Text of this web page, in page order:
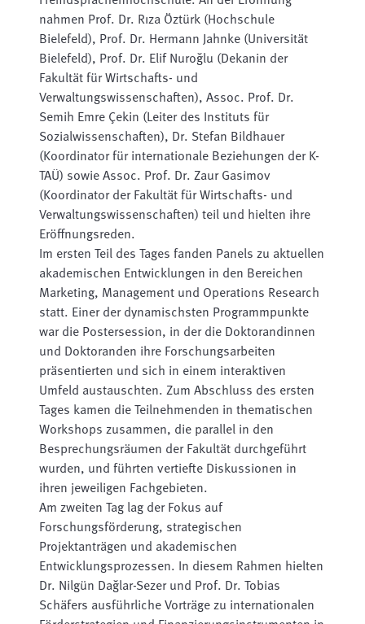
nahmen Prof. Dr. Rıza Öztürk (Hochschule
Bielefeld), Prof. Dr. Hermann Jahnke (Universität
Bielefeld), Prof. Dr. Elif Nuroğlu (Dekanin der
Fakultät für Wirtschafts- und
Verwaltungswissenschaften), Assoc. Prof. Dr.
Semih Emre Çekin (Leiter des Instituts für
Sozialwissenschaften), Dr. Stefan Bildhauer
(Koordinator für internationale Beziehungen der K-
TAÜ) sowie Assoc. Prof. Dr. Zaur Gasimov
(Koordinator der Fakultät für Wirtschafts- und
Verwaltungswissenschaften) teil und hielten ihre
Eröffnungsreden.
Im ersten Teil des Tages fanden Panels zu aktuellen
akademischen Entwicklungen in den Bereichen
Marketing, Management und Operations Research
statt. Einer der dynamischsten Programmpunkte
war die Postersession, in der die Doktorandinnen
und Doktoranden ihre Forschungsarbeiten
präsentierten und sich in einem interaktiven
Umfeld austauschten. Zum Abschluss des ersten
Tages kamen die Teilnehmenden in thematischen
Workshops zusammen, die parallel in den
Besprechungsräumen der Fakultät durchgeführt
wurden, und führten vertiefte Diskussionen in
ihren jeweiligen Fachgebieten.
Am zweiten Tag lag der Fokus auf
Forschungsförderung, strategischen
Projektanträgen und akademischen
Entwicklungsprozessen. In diesem Rahmen hielten
Dr. Nilgün Dağlar-Sezer und Prof. Dr. Tobias
Schäfers ausführliche Vorträge zu internationalen